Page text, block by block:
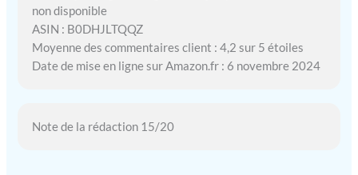
non disponible
ASIN : B0DHJLTQQZ
Moyenne des commentaires client : 4,2 sur 5 étoiles
Date de mise en ligne sur Amazon.fr : 6 novembre 2024
Note de la rédaction 15/20